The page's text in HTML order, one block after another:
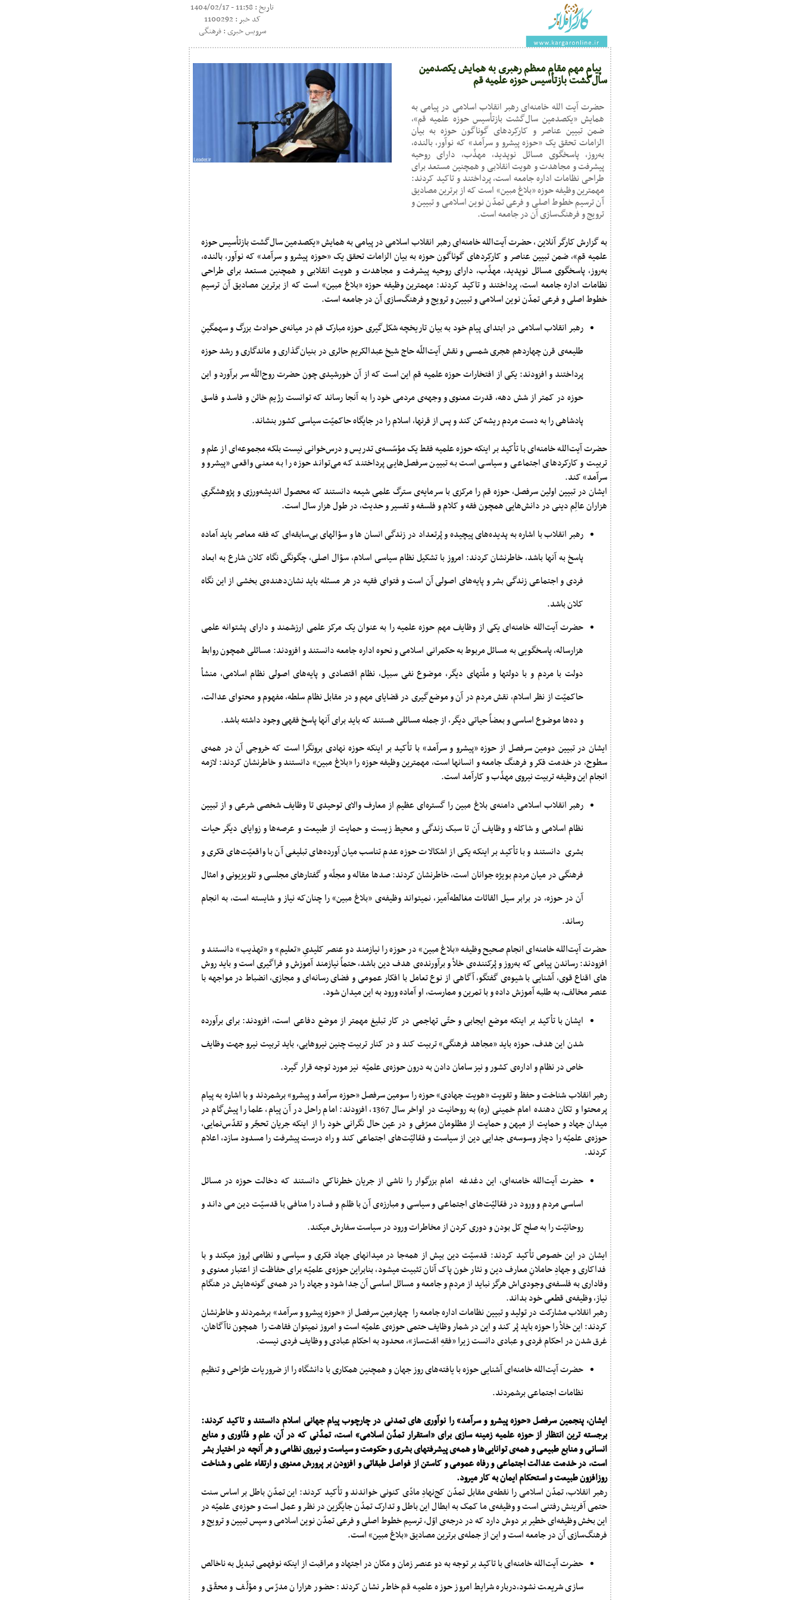
تاریخ : 11:58 - 1404/02/17
کد خبر : 1100292
سرویس خبری : فرهنگی
پیام مهم مقام معظم رهبری به همایش یکصدمین
سال‌گشت بازتأسیس حوزه علمیه قم
حضرت آیت‌ الله خامنه‌ای رهبر انقلاب اسلامی در پیامی به
همایش «یکصدمین سال‌گشت بازتأسیس حوزه علمیه قم»،
ضمن تبیین عناصر و کارکِردهای گوناگون حوزه به بیان
الزامات تحقق یک «حوزه پیشرو و سرآمد» که نوآور، بالنده،
به‌روز، پاسخگوی مسائل نوپدید، مهذّب، دارای روحیه
پیشرفت و مجاهدت و هویت انقلابی و همچنین مستعد برای
طراحی نظامات اداره جامعه است، پرداختند و تاکید کردند:
مهمترین وظیفه حوزه «بلاغ مبین» است که از برترین مصادیق
آن ترسیم خطوط اصلی و فرعی تمدّن نوین اسلامی و تبیین و
ترویج و فرهنگ‌‌سازی آن در جامعه است.
به گزارش کارگر آنلاین ، حضرت آیت‌‎الله خامنه‌ای رهبر انقلاب اسلامی در پیامی به همایش «یکصدمین سال‌گشت بازتأسیس حوزه
علمیه قم»، ضمن تبیین عناصر و کارکِردهای گوناگون حوزه به بیان الزامات تحقق یک «حوزه پیشرو و سرآمد» که نوآور، بالنده،
به‌روز، پاسخگوی مسائل نوپدید، مهذّب، دارای روحیه پیشرفت و مجاهدت و هویت انقلابی و همچنین مستعد برای طراحی
نظامات اداره جامعه است، پرداختند و تاکید کردند: مهمترین وظیفه حوزه «بلاغ مبین» است که از برترین مصادیق آن ترسیم
خطوط اصلی و فرعی تمدّن نوین اسلامی و تبیین و ترویج و فرهنگ‌‌سازی آن در جامعه است.
رهبر انقلاب اسلامی در ابتدای پیام خود به بیان تاریخچه شکل‌گیری حوزه مبارک قم در میانه‌ی‌ حوادث بزرگ و سهمگینِ
طلیعه‌ی قرن چهاردهم هجری شمسی و نقش آیت‌اللّه حاج شیخ عبدالکریم حائری در بنیان‌گذاری و ماندگاری و رشد حوزه
پرداختند و افزودند: یکی از افتخارات حوزه علمیه قم این است که از آن خورشیدی چون حضرت روح‌اللّه سر برآورد و این
حوزه در کمتر از شش ‌دهه، قدرت معنوی و وجهه‌ی‌ مردمی خود را به آنجا رساند که توانست رژیم خائن و فاسد و فاسق
پادشاهی را به دست مردم ریشه‌کن کند و پس از قرنها، اسلام را در جایگاه حاکمیّت سیاسی کشور بنشاند.
حضرت آیت‌الله خامنه‌ای با تأکید بر اینکه حوزه علمیه فقط یک مؤسّسه‌ی تدریس و درس‌خوانی نیست بلکه مجموعه‌ای از علم و
تربیت و کارکردهای اجتماعی و سیاسی است به تبیین سرفصل‌هایی پرداختند که می‌تواند حوزه را به معنی واقعی «پیشرو و
سرآمد» کند.
ایشان در تبیین اولین سرفصل، حوزه قم را مرکزی با سرمایه‌ی سترگ علمی شیعه دانستند که محصول اندیشه‌ورزی و پژوهشگریِ
هزاران عالِم دینی در دانش‌هایی همچون فقه و کلام و فلسفه و تفسیر و حدیث، در طول هزار سال است.
رهبر انقلاب با اشاره به پدیده‌های پیچیده و پُرتعداد در زندگی انسان ها و سؤالهای بی‌سابقه‌ای که فقه معاصر باید آماده
پاسخ به آنها باشد، خاطرنشان کردند: امروز با تشکیل نظام سیاسی اسلام، سؤال اصلی، چگونگی نگاه کلان شارع به ابعاد
فردی و اجتماعی زندگی بشر و پایه‌های اصولی آن است و فتوای فقیه در هر مسئله باید نشان‌دهنده‌ی بخشی از این نگاه
کلان باشد.
حضرت آیت‌الله خامنه‌ای یکی از وظایف مهم حوزه علمیه را به عنوان یک مرکز علمی ارزشمند و دارای پشتوانه علمی
هزارساله، پاسخگویی به مسائل مربوط به حکمرانی اسلامی و نحوه اداره جامعه دانستند و افزودند: مسائلی همچون روابط
دولت با مردم و با دولتها و ملّتهای دیگر، موضوع نفی سبیل، نظام اقتصادی و پایه‌های اصولی نظام اسلامی، منشأ
حاکمیّت از نظر اسلام، نقش مردم در آن و موضع‌گیری در قضایای مهم و در مقابل نظام سلطه، مفهوم و محتوای عدالت،
و ده‌ها موضوع اساسی و بعضاً حیاتی دیگر، از جمله مسائلی هستند که باید برای آنها پاسخ فقهی وجود داشته باشد.
ایشان در تبیین دومین سرفصل از حوزه «پیشرو و سرآمد» با تأکید بر اینکه حوزه نهادی برونگرا است که خروجی آن در همه‌ی
سطوح، در خدمت فکر و فرهنگ جامعه و انسانها است، مهمترین وظیفه حوزه را «بلاغ مبین» دانستند و خاطرنشان کردند: لازمه
انجام این وظیفه تربیت نیروی مهذّب و کارآمد است.
رهبر انقلاب اسلامی دامنه‌ی بلاغ مبین را گستره‌ای عظیم از معارف والای توحیدی تا وظایف شخصی شرعی و از تبیین
نظام اسلامی و شاکله و وظایف آن تا سبک زندگی و محیط زیست و حمایت از طبیعت و عرصه‌ها و زوایای دیگر حیات
بشری دانستند و با تأکید بر اینکه یکی از اشکالات حوزه عدم تناسب میان آورده‌های تبلیغی آن با واقعیّت‌های فکری و
فرهنگی در میان مردم بویژه جوانان است، خاطرنشان کردند: صدها مقاله و مجلّه و گفتارهای مجلسی و تلویزیونی و امثال
آن در حوزه، در برابر سیل القائات مغالطه‌آمیز، نمیتواند وظیفه‌ی «بلاغ مبین» را چنان‌که نیاز و شایسته است، به انجام
رساند.
حضرت آیت‌الله خامنه‌ای انجام صحیح وظیفه «بلاغ مبین» در حوزه را نیازمند دو عنصر کلیدیِ «تعلیم» و «تهذیب» دانستند و
افزودند: رساندن پیامی که به‌روز و پُرکننده‌ی خلأ و برآورنده‌ی هدف دین باشد، حتماً نیازمند آموزش و فراگیری است و باید روش
های اقناع قوی، آشنایی با شیوه‌ی گفتگو، آگاهی از نوع تعامل با افکار عمومی و فضای رسانه‌ای و مجازی، انضباط در مواجهه با
عنصر مخالف، به طلبه آموزش داده و با تمرین و ممارست، او آماده‌ ورود به این میدان شود.
ایشان با تأکید بر اینکه موضع ایجابی و حتّی تهاجمی در کار تبلیغ مهمتر از موضع دفاعی است، افزودند: برای برآورده
شدن این هدف، حوزه باید «مجاهد فرهنگی» تربیت کند و در کنار تربیت چنین نیروهایی، باید تربیت نیرو جهت وظایف
خاص در نظام و اداره‌ی کشور و نیز سامان دادن به درون حوزه‌ی علمیّه نیز مورد توجه قرار گیرد.
رهبر انقلاب شناخت و حفظ و تقویت «هویت جهادی» حوزه را سومین سرفصل «حوزه سرآمد و پیشرو» برشمردند و با اشاره به پیام
پرمحتوا و تکان دهنده امام خمینی (ره) به روحانیت در اواخر سال 1367، افزودند: امام راحل در آن پیام، علما را پیش‌گام در
میدان جهاد و حمایت از میهن و حمایت از مظلومان معرّفی و در عین حال نگرانی خود را از اینکه جریان تحجّر و تقدّس‌نمایی،
حوزه‌ی علمیّه را دچار وسوسه‌ی جدایی دین از سیاست و فعّالیّت‌های اجتماعی کند و راه درست پیشرفت را مسدود سازد، اعلام
کردند.
حضرت آیت‌الله خامنه‌ای، این دغدغه امام بزرگوار را ناشی از جریان خطرناکی دانستند که دخالت حوزه در مسائل
اساسی مردم و ورود در فعّالیّت‌های اجتماعی و سیاسی و مبارزه‌ی آن با ظلم و فساد را منافی با قدسیّت دین می داند و
روحانیّت را به صلحِ‌ کل بودن و دوری کردن از مخاطرات ورود در سیاست سفارش میکند.
ایشان در این خصوص تأکید کردند: قدسیّت دین بیش از همه‌جا در میدانهای جهاد فکری و سیاسی و نظامی بُروز میکند و با
فداکاری و جهادِ حاملانِ معارف دین و نثار خون پاک آنان تثبیت میشود، بنابراین حوزه‌ی علمیّه برای حفاظت از اعتبار معنوی و
وفاداری به فلسفه‌ی وجودی‌اش هرگز نباید از مردم و جامعه و مسائل اساسی آن جدا شود و جهاد را در همه‌ی گونه‌هایش در هنگام
نیاز، وظیفه‌ی قطعی خود بداند.
رهبر انقلاب مشارکت در تولید و تبیین نظامات اداره جامعه را چهارمین سرفصل از «حوزه پیشرو و سرآمد» برشمردند و خاطرنشان
کردند: این خلأ را حوزه باید پُر کند و این در شمار وظایف حتمی حوزه‌ی علمیّه است و امروز نمیتوان فقاهت را همچون ناآگاهان،
غرق شدن در احکام فردی و عبادی دانست زیرا «فقهِ امّت‌ساز»، محدود به احکام عبادی و وظایف فردی نیست.
حضرت آیت‌الله خامنه‌ای آشنایی حوزه با یافته‌های روز جهان و همچنین همکاری با دانشگاه را از ضروریات طرّاحی و تنظیم
نظامات اجتماعی برشمردند.
ایشان، پنجمین سرفصل «حوزه پیشرو و سرآمد» را نوآوری های تمدنی در چارچوب پیام جهانی اسلام دانستند و تاکید کردند:
برجسته ترین انتظار از حوزه علمیه زمینه سازی برای «استقرار تمدّن اسلامی» است، تمدّنی که در آن، علم و فنّاوری و منابع
انسانی و منابع طبیعی و همه‌ی توانایی‌ها و همه‌ی پیشرفتهای بشری و حکومت و سیاست و نیروی نظامی و هر آنچه در اختیار بشر
است، در خدمت عدالت اجتماعی و رفاه عمومی و کاستن از فواصل طبقاتی و افزودن بر پرورش معنوی و ارتقاء علمی و شناخت
روزافزون طبیعت و استحکام ایمان به کار میرود.
رهبر انقلاب، تمدّن اسلامی را نقطه‌ی مقابل تمدّن کج‌نهادِ مادّی کنونی خواندند و تأکید کردند: این تمدّنِ باطل بر اساس سنت
حتمی آفرینش رفتنی است و وظیفه‌ی ما کمک به ابطال این باطل و تدارک تمدّن جایگزین در نظر و عمل است و حوزه‌‌ی علمیّه در
این بخش وظیفه‌ای خطیر بر دوش دارد که در درجه‌ی اوّل، ترسیم خطوط اصلی و فرعی تمدّن نوین اسلامی و سپس تبیین و ترویج و
فرهنگ‌سازی آن در جامعه است و این از جمله‌ی برترین مصادیق «بلاغ مبین» است.
حضرت آیت‌الله خامنه‌ای با تاکید بر توجه به دو عنصر زمان و مکان در اجتهاد و مراقبت از اینکه نوفهمی تبدیل به ناخالص
سازی شریعت نشود،درباره شرایط امروز حوزه علمیه قم خاطر نشان کردند: حضور هزاران مدرّس و مؤلّف و محقّق و